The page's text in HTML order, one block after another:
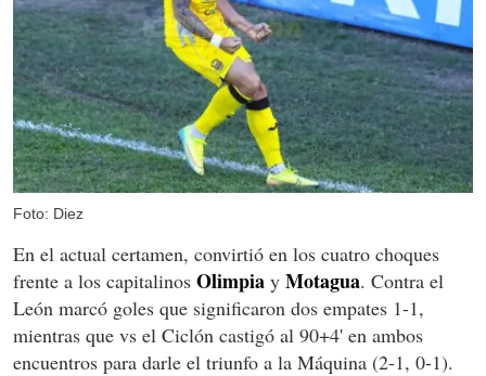
Foto: Diez
En el actual certamen, convirtió en los cuatro choques
frente a los capitalinos Olimpia y Motagua. Contra el
León marcó goles que significaron dos empates 1-1,
mientras que vs el Ciclón castigó al 90+4' en ambos
encuentros para darle el triunfo a la Máquina (2-1, 0-1).